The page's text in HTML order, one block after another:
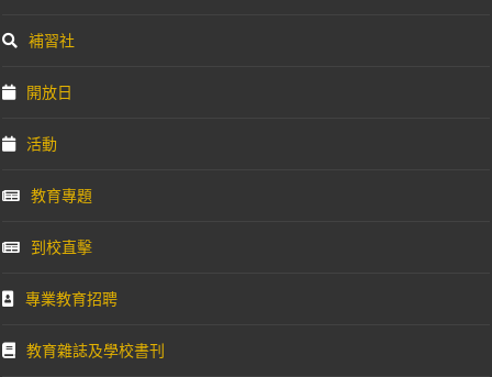
補習社
開放日
活動
教育專題
到校直擊
專業教育招聘
教育雜誌及學校書刊